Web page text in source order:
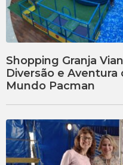
Shopping Granja
Diversão e
Mundo Pacman